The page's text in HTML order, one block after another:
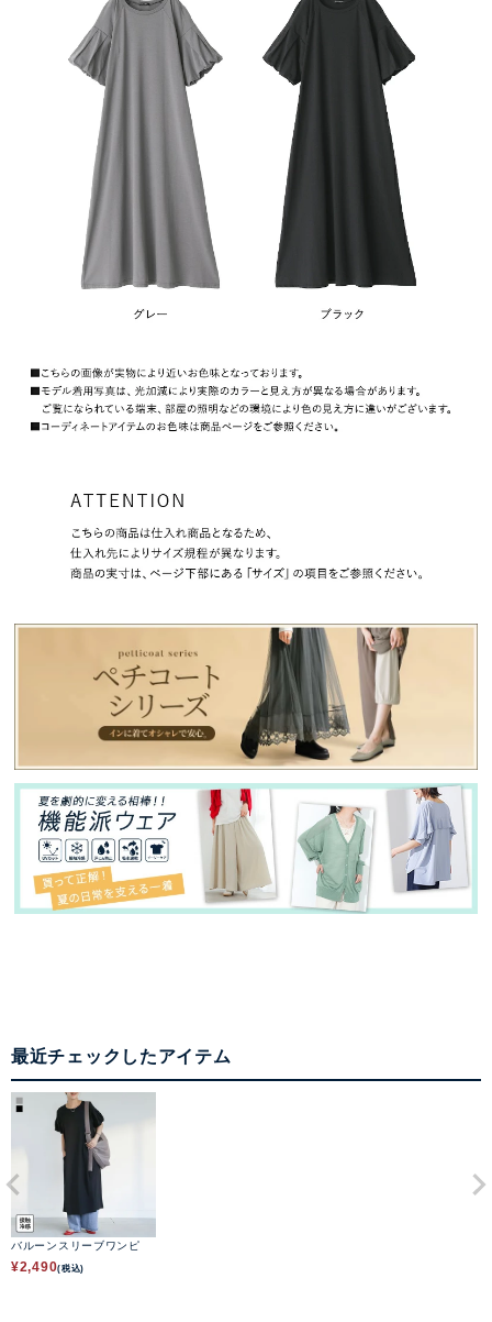
最近チェックしたアイテム
バルーンスリーブワンピ
¥2,490(税込)